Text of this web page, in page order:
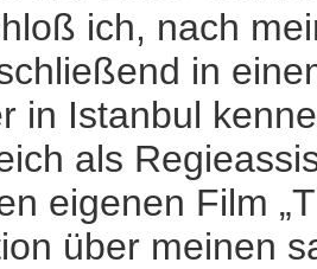
ich, nach
in
in Istanbul
als
eigenen Film
über meinen